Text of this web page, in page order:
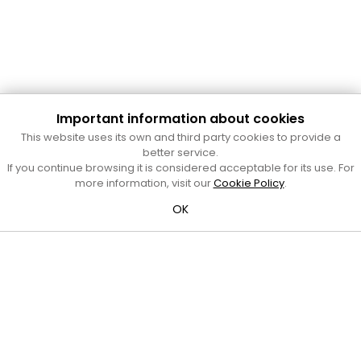
Cultura Mataró
Ajuntament de Mataró
C. de Sant Josep, 9 (Mataró, 08302)
Horari d'obertura: dilluns, dimecres i divendres de 10 a 13 h.
al telèfon al 93 758 23 61
Bústia ciutadana
Important information about cookies
This website uses its own and third party cookies to provide a
better service.
If you continue browsing it is considered acceptable for its use. For
more information, visit ourCookie Policy.
OK